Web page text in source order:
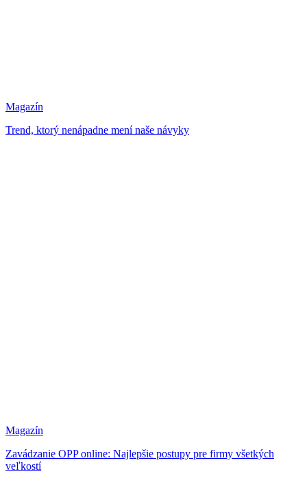
Magazín
Trend, ktorý nenápadne mení naše návyky
Magazín
Zavádzanie OPP online: Najlepšie postupy pre firmy všetkých
veľkostí